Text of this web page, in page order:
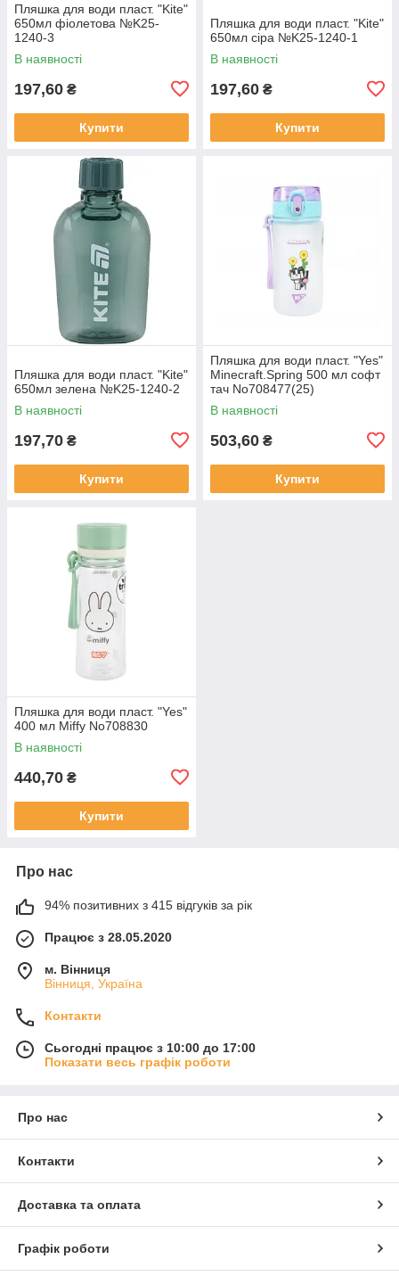
Пляшка для води пласт. "Kite"
650мл фіолетова №K25-
1240-3
В наявності
197,60 ₴
Купити
Пляшка для води пласт. "Kite"
650мл сіра №K25-1240-1
В наявності
197,60 ₴
Купити
Пляшка для води пласт. "Kite"
650мл зелена №K25-1240-2
В наявності
197,70 ₴
Купити
Пляшка для води пласт. "Yes"
Minecraft.Spring 500 мл софт
тач No708477(25)
В наявності
503,60 ₴
Купити
Пляшка для води пласт. "Yes"
400 мл Miffy No708830
В наявності
440,70 ₴
Купити
Про нас
94% позитивних з 415 відгуків за рік
Працює з 28.05.2020
м. Вінниця
Вінниця, Україна
Контакти
Сьогодні працює з 10:00 до 17:00
Показати весь графік роботи
Про нас
Контакти
Доставка та оплата
Графік роботи